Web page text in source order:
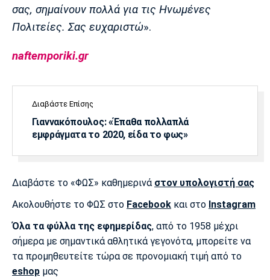
σας, σημαίνουν πολλά για τις Ηνωμένες
Πολιτείες. Σας ευχαριστώ».
naftemporiki.gr
Διαβάστε Επίσης
Γιαννακόπουλος: «Έπαθα πολλαπλά
εμφράγματα το 2020, είδα το φως»
Διαβάστε το «ΦΩΣ» καθημερινά στον υπολογιστή σας
Ακολουθήστε το ΦΩΣ στο Facebook και στο Instagram
Όλα τα φύλλα της εφημερίδας, από το 1958 μέχρι
σήμερα με σημαντικά αθλητικά γεγονότα, μπορείτε να
τα προμηθευτείτε τώρα σε προνομιακή τιμή από το
eshop μας